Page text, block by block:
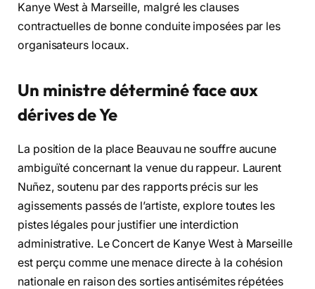
Kanye West à Marseille, malgré les clauses
contractuelles de bonne conduite imposées par les
organisateurs locaux.
Un ministre déterminé face aux
dérives de Ye
La position de la place Beauvau ne souffre aucune
ambiguïté concernant la venue du rappeur. Laurent
Nuñez, soutenu par des rapports précis sur les
agissements passés de l’artiste, explore toutes les
pistes légales pour justifier une interdiction
administrative. Le Concert de Kanye West à Marseille
est perçu comme une menace directe à la cohésion
nationale en raison des sorties antisémites répétées